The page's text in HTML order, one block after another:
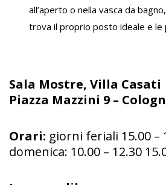
all’aperto o nella vasca da
trova il proprio posto ideale e le
Sala Mostre, Villa Casati
Piazza Mazzini 9 –
Orari: giorni feriali 15.00 –
domenica: 10.00 – 12.30